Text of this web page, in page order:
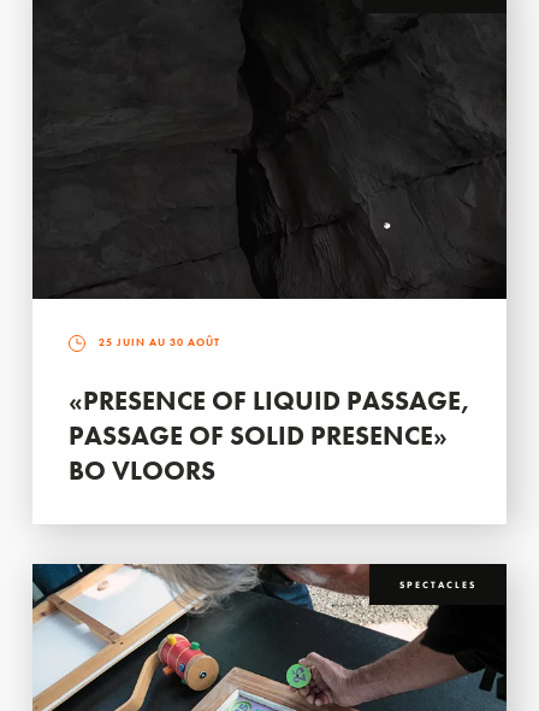
25 JUIN AU 30 AOÛT
«PRESENCE OF LIQUID PASSAGE,
PASSAGE OF SOLID PRESENCE»
BO VLOORS
SPECTACLES